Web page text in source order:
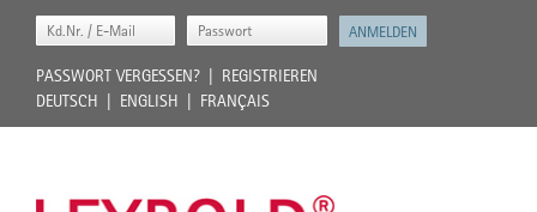
PASSWORT VERGESSEN?
REGISTRIEREN
DEUTSCH
ENGLISH FRANÇAIS